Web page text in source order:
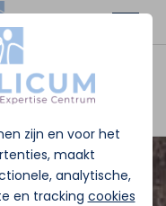
zijn en voor het
maakt
analytische,
en tracking cookies